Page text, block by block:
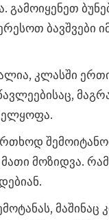
კლასში
მათი მოზიდვა.